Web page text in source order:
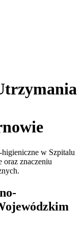
higieniczne w Szpitalu
znaczeniu